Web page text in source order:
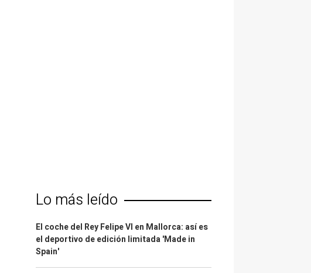
Lo más leído
El coche del Rey Felipe VI en Mallorca: así es
el deportivo de edición limitada 'Made in
Spain'